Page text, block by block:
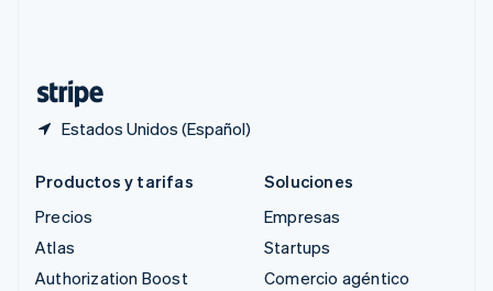
Estados Unidos (Español)
Productos y tarifas
Precios
Atlas
Authorization Boost
Soluciones
Empresas
Startups
Comercio agéntico